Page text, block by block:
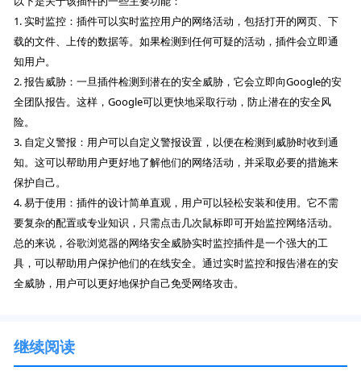
1. 实时监控：插件可以实时监控用户的网络活动，包括打开的网页、下
载的文件、上传的数据等。如果检测到任何可疑的活动，插件会立即通
知用户。
2. 报告威胁：一旦插件检测到潜在的安全威胁，它会立即向Google的安
全团队报告。这样，Google可以更快地采取行动，防止潜在的安全风
险。
3. 自定义警报：用户可以自定义警报设置，以便在检测到威胁时收到通
知。这可以帮助用户更好地了解他们的网络活动，并采取必要的措施来
保护自己。
4. 易于使用：插件的设计简单直观，用户可以轻松安装和使用。它不需
要复杂的配置或专业知识，只需点击几次鼠标即可开始监控网络活动。
总的来说，谷歌浏览器的网络安全威胁实时监控插件是一个强大的工
具，可以帮助用户保护他们的在线安全。通过实时监控和报告潜在的安
全威胁，用户可以更好地保护自己免受网络攻击。
继续阅读